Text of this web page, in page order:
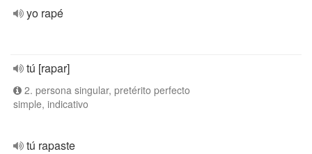
yo rapé
tú [rapar]
2. persona singular, pretérito perfecto
simple, indicativo
tú rapaste